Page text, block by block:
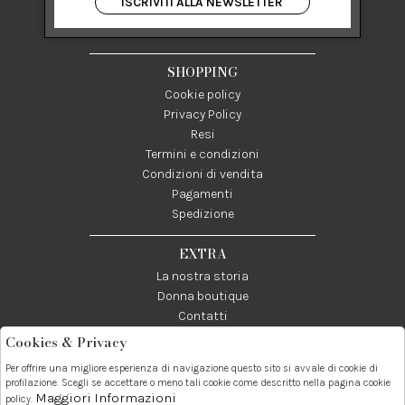
84122 Salerno Italia
P IVA 03024950655
SHOPPING
Cookie policy
Privacy Policy
Resi
Termini e condizioni
Condizioni di vendita
Pagamenti
Spedizione
EXTRA
La nostra storia
Donna boutique
Contatti
Telefono:
089237858
Whatsapp:
3338855601
Contatti:
info@donna1981.it
Cookies & Privacy
Per offrire una migliore esperienza di navigazione questo sito si avvale di cookie di
profilazione. Scegli se accettare o meno tali cookie come descritto nella pagina cookie
policy. Maggiori Informazioni